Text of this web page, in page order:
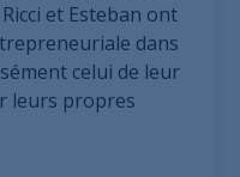
et Esteban ont
dans
celui de leur
leurs propres